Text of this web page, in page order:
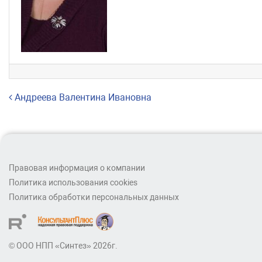
Навигация по записям
Андреева Валентина Ивановна
Правовая информация о компании
Политика использования cookies
Политика обработки персональных данных
© ООО НПП «Синтез» 2026г.